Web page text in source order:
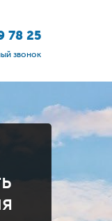
78 25
звонок